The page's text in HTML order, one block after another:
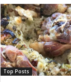
Top Posts